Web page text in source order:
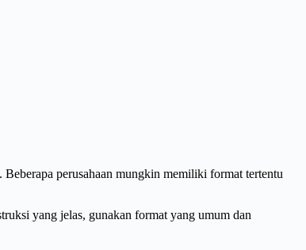
perusahaan mungkin memiliki format tertentu
yang jelas, gunakan format yang umum dan